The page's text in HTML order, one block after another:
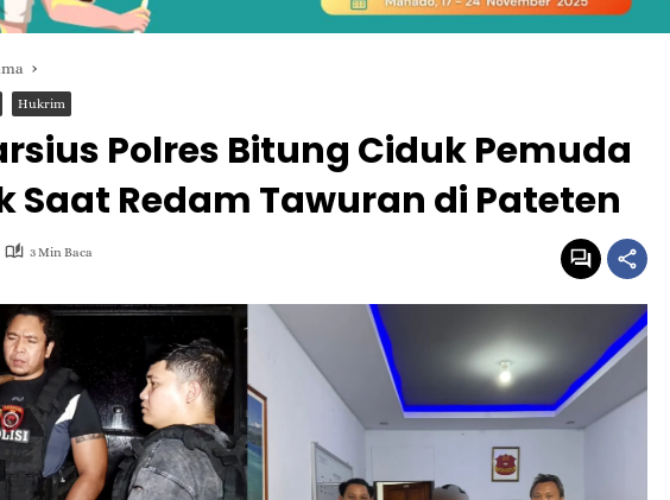
Hukrim
Polres Bitung Ciduk Pemuda
Saat Redam Tawuran di Pateten
3 Min Baca